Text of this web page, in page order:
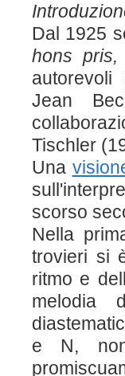
Dal 1925
hons pris,
Jean
Tischler
Una
scorso
Nella
trovieri si
ritmo e
melodia
e N, non